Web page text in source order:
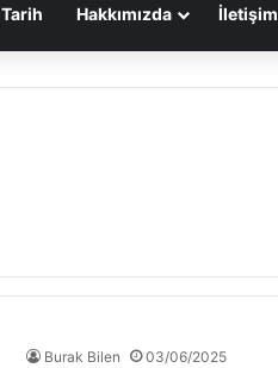
Tarih Hakkımızda İletişim
Burak Bilen 03/06/2025